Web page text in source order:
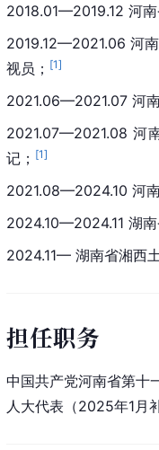
2018.01—2019.12 河
2019.12—2021.06 河
视员； [1]
2021.06—2021.07 河
2021.07—2021.08 河
记； [1]
2021.08—2024.10 河
2024.10—2024.11 湖
2024.11— 湖南省湘西
担任职务
中国共产党河南省第十
人大代表（2025年1月